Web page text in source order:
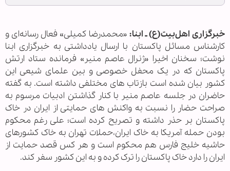
خبرگزاری اهل‌بیت(ع) ـ ابنا: «محمدرضا کمیلی» فعال رسانه‌ای و
کارشناس مسائل پاکستان با ارسال یادداشتی به خبرگزاری ابنا
نوشت؛ سخنان اخیرا «ژنرال عاصم منیر» فرمانده ستاد ارتش
پاکستان که در یک محفل خصوصی و بین علمای شیعی این
کشور بیان شده است بازتاب های مختلفی داشته است. به گفته
حاضران در جلسه عاصم منیر با کنار گذاشتن ادبیات مرسوم به
صراحت حضار را نسبت به واکنش های حمایتی از ایران در خاک
پاکستان بر حذر داشته و تصریح کرده است؛ علی رغم محکوم
بودن حمله آمریکا به خاک ایران،حملات تهران به خاک کشورهای
حاشیه خلیج فارس هم محکوم است و هر کس قصد حمایت از
ایران را دارد خاک پاکستان را ترک کرده و به این کشور سفر کند.